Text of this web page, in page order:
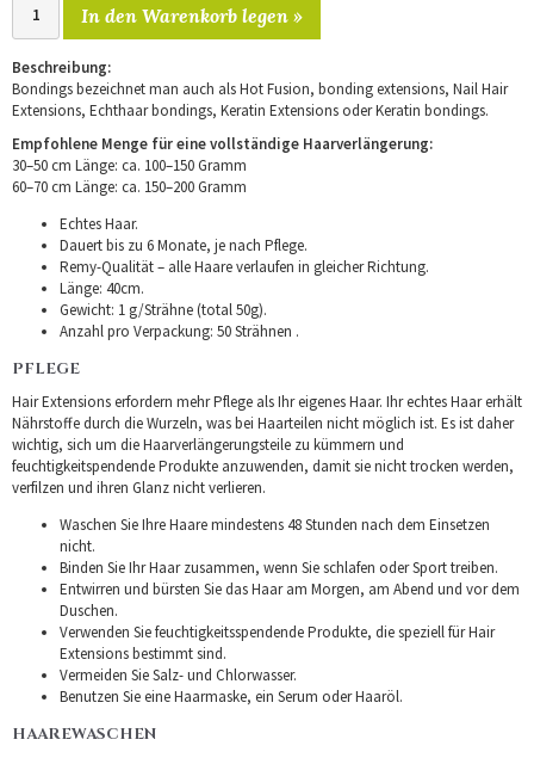
In den Warenkorb legen »
Beschreibung:
Bondings bezeichnet man auch als Hot Fusion, bonding extensions, Nail Hair
Extensions, Echthaar bondings, Keratin Extensions oder Keratin bondings.
Empfohlene Menge für eine vollständige Haarverlängerung:
30–50 cm Länge: ca. 100–150 Gramm
60–70 cm Länge: ca. 150–200 Gramm
Echtes Haar.
Dauert bis zu 6 Monate, je nach Pflege.
Remy-Qualität – alle Haare verlaufen in gleicher Richtung.
Länge: 40cm.
Gewicht: 1 g/Strähne (total 50g).
Anzahl pro Verpackung: 50 Strähnen .
PFLEGE
Hair Extensions erfordern mehr Pflege als Ihr eigenes Haar. Ihr echtes Haar erhält
Nährstoffe durch die Wurzeln, was bei Haarteilen nicht möglich ist. Es ist daher
wichtig, sich um die Haarverlängerungsteile zu kümmern und
feuchtigkeitspendende Produkte anzuwenden, damit sie nicht trocken werden,
verfilzen und ihren Glanz nicht verlieren.
Waschen Sie Ihre Haare mindestens 48 Stunden nach dem Einsetzen
nicht.
Binden Sie Ihr Haar zusammen, wenn Sie schlafen oder Sport treiben.
Entwirren und bürsten Sie das Haar am Morgen, am Abend und vor dem
Duschen.
Verwenden Sie feuchtigkeitsspendende Produkte, die speziell für Hair
Extensions bestimmt sind.
Vermeiden Sie Salz- und Chlorwasser.
Benutzen Sie eine Haarmaske, ein Serum oder Haaröl.
HAAREWASCHEN